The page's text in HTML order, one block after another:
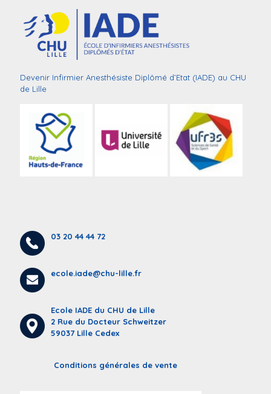
Devenir Infirmier Anesthésiste Diplômé d’Etat (IADE) au CHU
de Lille
03 20 44 44 72
ecole.iade@chu-lille.fr
Ecole IADE du CHU de Lille
2 Rue du Docteur Schweitzer
59037 Lille Cedex
Conditions générales de vente